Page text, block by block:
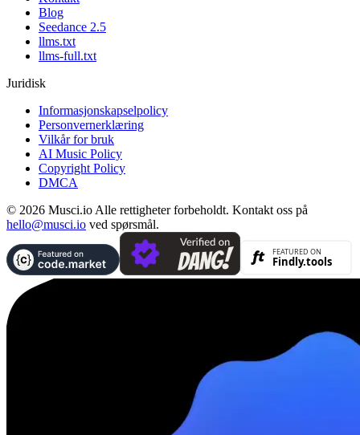
Blog
Seedance 2.5
llms.txt
llms-full.txt
Juridisk
Informasjonskapselpolicy
Personvernerklæring
Vilkår for bruk
AI Music Policy
Copyright Policy
DMCA
© 2026 Musci.io Alle rettigheter forbeholdt. Kontakt oss på
hello@musci.io ved spørsmål.